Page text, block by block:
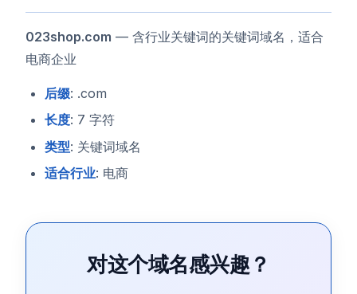
023shop.com — 含行业关键词的关键词域名，适合
电商企业
后缀: .com
长度: 7 字符
类型: 关键词域名
适合行业: 电商
对这个域名感兴趣？